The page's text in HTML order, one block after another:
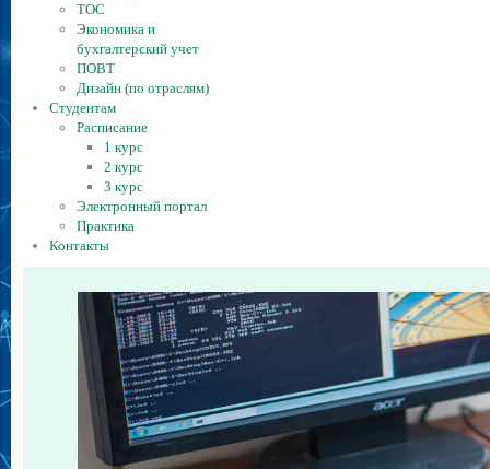
ТОС
Экономика и
бухгалтерский учет
ПОВТ
Дизайн (по отраслям)
Студентам
Расписание
1 курс
2 курс
3 курс
Электронный портал
Практика
Контакты